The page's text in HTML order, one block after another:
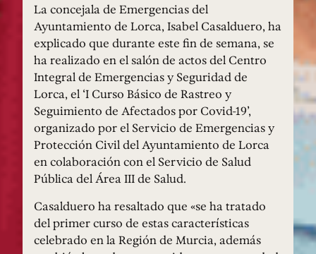
La concejala de Emergencias del
Ayuntamiento de Lorca, Isabel Casalduero, ha
explicado que durante este fin de semana, se
ha realizado en el salón de actos del Centro
Integral de Emergencias y Seguridad de
Lorca, el ‘I Curso Básico de Rastreo y
Seguimiento de Afectados por Covid-19’,
organizado por el Servicio de Emergencias y
Protección Civil del Ayuntamiento de Lorca
en colaboración con el Servicio de Salud
Pública del Área III de Salud.
Casalduero ha resaltado que «se ha tratado
del primer curso de estas características
celebrado en la Región de Murcia, además